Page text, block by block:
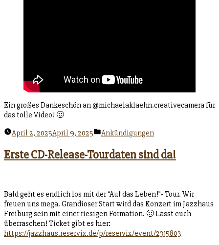
Ein großes Dankeschön an @michaelaklaehn.creativecamera für
das tolle Video! 🙂
April 2, 2025April 9, 2025
Veröffentlicht
Ankündigungen
Erste CD-Release-Tourdaten sind da!
Bald geht es endlich los mit der “Auf das Leben!”- Tour. Wir
freuen uns mega. Grandioser Start wird das Konzert im Jazzhaus
Freiburg sein mit einer riesigen Formation. 🙂 Lasst euch
überraschen! Ticket gibt es hier:
https://jazzhaus.reservix.de/p/reservix/event/2315803